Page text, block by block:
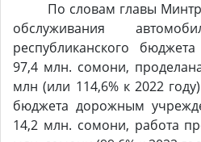
По словам главы
обслуживания
республиканского
97,4 млн. сомони,
млн (или 114,6% к 2022
бюджета дорожным
14,2 млн. сомони, работа